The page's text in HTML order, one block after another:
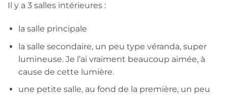
Il y a 3 salles intérieures :
la salle principale
la salle secondaire, un peu type véranda, super
lumineuse. Je l’ai vraiment beaucoup aimée, à
cause de cette lumière.
une petite salle, au fond de la première, un peu